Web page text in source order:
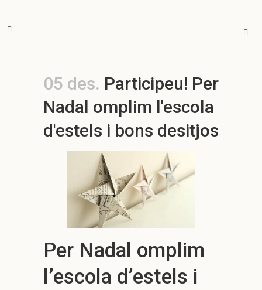
05 des. Participeu! Per
Nadal omplim l'escola
d'estels i bons desitjos
Per Nadal omplim
l’escola d’estels i